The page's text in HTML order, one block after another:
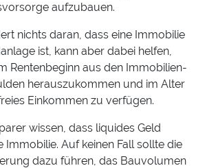
aufzubauen.
nichts daran, dass eine Immobilie
ist, kann aber dabei helfen,
Rentenbeginn aus den Immobilien-
herauszukommen und im Alter
Einkommen zu verfügen.
wissen, dass liquides Geld
Immobilie. Auf keinen Fall sollte die
dazu führen, das Bauvolumen